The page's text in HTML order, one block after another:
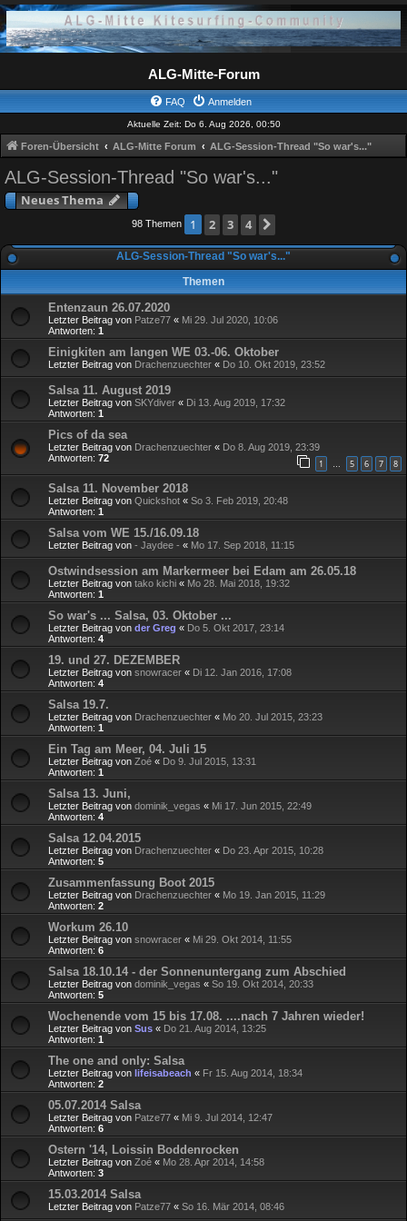
ALG-Mitte-Forum
FAQ Anmelden
Aktuelle Zeit: Do 6. Aug 2026, 00:50
Foren-Übersicht ALG-Mitte Forum ALG-Session-Thread "So war's..."
ALG-Session-Thread "So war's..."
Neues Thema
98 Themen 1 2 3 4
ALG-Session-Thread "So war's..."
Themen
Entenzaun 26.07.2020
Letzter Beitrag von Patze77 « Mi 29. Jul 2020, 10:06
Antworten: 1
Einigkiten am langen WE 03.-06. Oktober
Letzter Beitrag von Drachenzuechter « Do 10. Okt 2019, 23:52
Salsa 11. August 2019
Letzter Beitrag von SKYdiver « Di 13. Aug 2019, 17:32
Antworten: 1
Pics of da sea
Letzter Beitrag von Drachenzuechter « Do 8. Aug 2019, 23:39
Antworten: 72 1 … 5 6 7 8
Salsa 11. November 2018
Letzter Beitrag von Quickshot « So 3. Feb 2019, 20:48
Antworten: 1
Salsa vom WE 15./16.09.18
Letzter Beitrag von - Jaydee - « Mo 17. Sep 2018, 11:15
Ostwindsession am Markermeer bei Edam am 26.05.18
Letzter Beitrag von tako kichi « Mo 28. Mai 2018, 19:32
Antworten: 1
So war's ... Salsa, 03. Oktober ...
Letzter Beitrag von der Greg « Do 5. Okt 2017, 23:14
Antworten: 4
19. und 27. DEZEMBER
Letzter Beitrag von snowracer « Di 12. Jan 2016, 17:08
Antworten: 4
Salsa 19.7.
Letzter Beitrag von Drachenzuechter « Mo 20. Jul 2015, 23:23
Antworten: 1
Ein Tag am Meer, 04. Juli 15
Letzter Beitrag von Zoé « Do 9. Jul 2015, 13:31
Antworten: 1
Salsa 13. Juni,
Letzter Beitrag von dominik_vegas « Mi 17. Jun 2015, 22:49
Antworten: 4
Salsa 12.04.2015
Letzter Beitrag von Drachenzuechter « Do 23. Apr 2015, 10:28
Antworten: 5
Zusammenfassung Boot 2015
Letzter Beitrag von Drachenzuechter « Mo 19. Jan 2015, 11:29
Antworten: 2
Workum 26.10
Letzter Beitrag von snowracer « Mi 29. Okt 2014, 11:55
Antworten: 6
Salsa 18.10.14 - der Sonnenuntergang zum Abschied
Letzter Beitrag von dominik_vegas « So 19. Okt 2014, 20:33
Antworten: 5
Wochenende vom 15 bis 17.08. ....nach 7 Jahren wieder!
Letzter Beitrag von Sus « Do 21. Aug 2014, 13:25
Antworten: 1
The one and only: Salsa
Letzter Beitrag von lifeisabeach « Fr 15. Aug 2014, 18:34
Antworten: 2
05.07.2014 Salsa
Letzter Beitrag von Patze77 « Mi 9. Jul 2014, 12:47
Antworten: 6
Ostern '14, Loissin Boddenrocken
Letzter Beitrag von Zoé « Mo 28. Apr 2014, 14:58
Antworten: 3
15.03.2014 Salsa
Letzter Beitrag von Patze77 « So 16. Mär 2014, 08:46